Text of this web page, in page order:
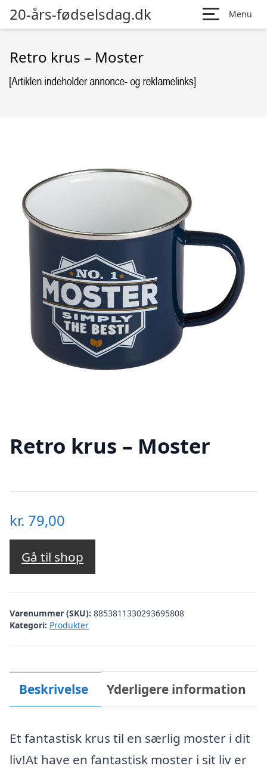
20-års-fødselsdag.dk Menu
Retro krus – Moster
Retro krus – Moster
kr. 79,00
Gå til shop
Varenummer (SKU): 8853811330293695808
Kategori: Produkter
Beskrivelse Yderligere information
Et fantastisk krus til en særlig moster i dit
liv!At have en fantastisk moster i sit liv er